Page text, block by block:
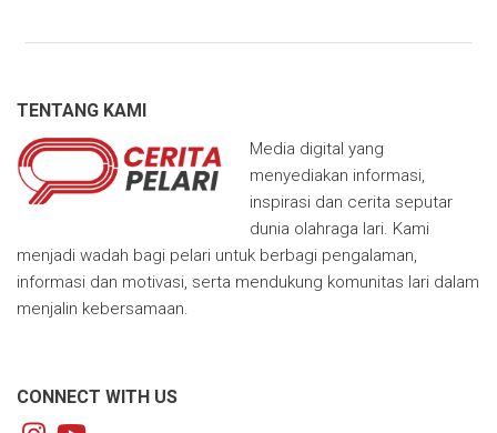
TENTANG KAMI
Media digital yang
menyediakan informasi,
inspirasi dan cerita seputar
dunia olahraga lari. Kami
menjadi wadah bagi pelari untuk berbagi pengalaman,
informasi dan motivasi, serta mendukung komunitas lari dalam
menjalin kebersamaan.
CONNECT WITH US